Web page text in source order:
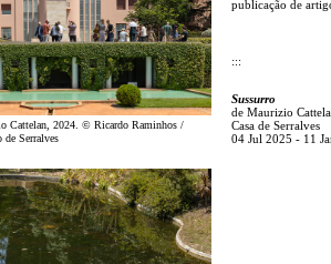
Cattelan, 2024. © Ricardo Raminhos /
de Serralves
publicação de
:::
Sussurro
de Maurizio
Casa de Serralves
04 Jul 2025 - 11